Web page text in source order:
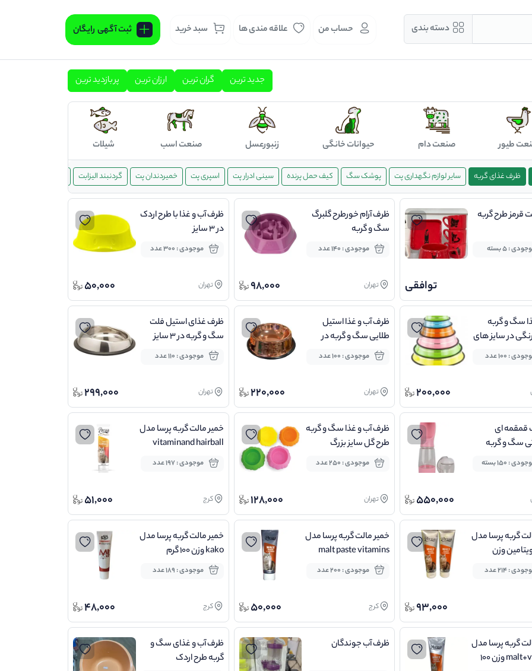
دسته بندی حساب من علاقه مندی ها سبد خرید ثبت آگهی رایگان
جدید ترین گران ترین ارزان ترین پر بازدید ترین
طیور صنعت دام حیوانات خانگی زنبورعسل صنعت اسب شیلات
ظرف غذای گربه سایر لوازم نگهداری پت پوشک سگ کیف حمل پرنده سینی ادرار پت اسپری پت خمیردندان پت گردنبند الیزابت
طرح گربه
: 5 بسته
توافقی
ظرف آرام خورطرح گلبرگ
سگ و گربه
موجودی : 140 عدد
تهران 98,000
ظرف آب و غذا با طرح اردک
در 3 سایز
موجودی : 300 عدد
تهران 50,000
سگ و گربه
در سایز های
: 100 عدد
200,000
ظرف آب و غذا استیل
طلایی سگ و گربه در
ابعاد متفاوت
موجودی : 100 عدد
تهران 220,000
ظرف غذای استیل فلت
سگ و گربه در 3 سایز
موجودی : 110 عدد
تهران 299,000
قمقمه ای
سگ و گربه
: 150 بسته
550,000
ظرف آب و غذا سگ و گربه
طرح گل سایز بزرگ
موجودی : 250 عدد
تهران 128,000
خمیر مالت گربه پرسا مدل
vitaminand hairball
وزن 100 گرم موجودی : 197 عدد
کرج 51,000
گربه پرسا مدل
وزن
: 214 عدد
93,000
خمیر مالت گربه پرسا مدل
malt paste vitamins
وزن 100 گرم موجودی : 200 عدد
کرج 50,000
خمیر مالت گربه پرسا مدل
kako وزن 100 گرم
موجودی : 189 عدد
کرج 48,000
گربه پرسا مدل
malt+vitamin وزن 100
ظرف آب جوندگان
ظرف آب و غذای سگ و
گربه طرح اردک